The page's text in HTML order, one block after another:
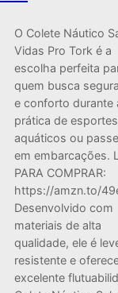
O Colete Náutico
Vidas Pro Tork é a
escolha perfeita
quem busca
e conforto durante
prática de esportes
aquáticos ou
em embarcações.
PARA COMPRAR:
https://amzn.to/
Desenvolvido com
materiais de alta
qualidade, ele é
resistente e
excelente